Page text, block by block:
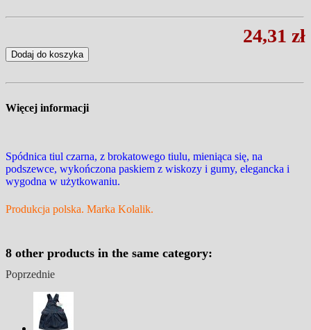
24,31 zł
Dodaj do koszyka
Więcej informacji
Spódnica tiul czarna, z brokatowego tiulu, mieniąca się, na
podszewce, wykończona paskiem z wiskozy i gumy, elegancka i
wygodna w użytkowaniu.
Produkcja polska. Marka Kolalik.
8 other products in the same category:
Poprzednie